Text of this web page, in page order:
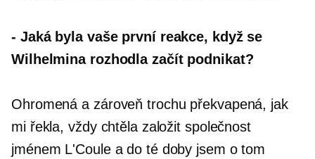
- Jaká byla vaše první reakce, když se
Wilhelmina rozhodla začít podnikat?
Ohromená a zároveň trochu překvapená, jak
mi řekla, vždy chtěla založit společnost
jménem L'Coule a do té doby jsem o tom